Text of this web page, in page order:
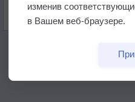
бабочек
изменив
в Вашем веб-браузере.